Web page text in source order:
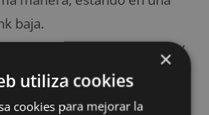
baja.
por un tiempo determinado y
a la posición de×
utiliza cookies
cookies para mejorar la